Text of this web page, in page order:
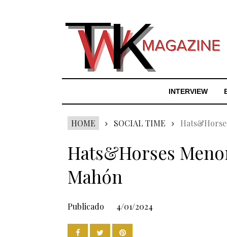
INTERVIEW
HOME SOCIAL TIME
Hats&Horses
Mahón
Publicado 4/01/2024